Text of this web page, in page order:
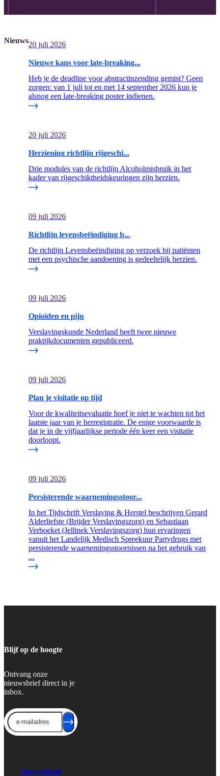
Nieuws20 juli 2026
Nieuwe kans voor late-breaking...
Heb je de deadline voor abstractinzending gemist? Geen
zorgen: van 1 juli tot en met 14 september 2026 kun je
alsnog een late-breaking poster indienen.
20 juli 2026
Herziening richtlijn rijgeschi...
Drie modules van de richtlijn Alcoholmisbruik in het
kader van rijgeschiktheidskeuringen zijn herzien.
09 juli 2026
Richtlijn levensbeëindiging b...
De richtlijn Levensbeëindiging op verzoek bij patiënten
met een psychische aandoening is gedeeltelijk herzien.
09 juli 2026
Opioïden en pijn
Verslavingskunde Nederland heeft twee nieuwe
praktijkdocumenten gepubliceerd.
09 juli 2026
Plan je visitatie op tijd
Voor de kwaliteitsevaluatie hoef je niet te wachten tot het
laatste jaar van je herregistratie. De enige voorwaarde is
dat je in de vijfjaarlijkse periode één keer een visitatie
doorloopt.
09 juli 2026
Persisterende waarnemingsstoor...
In het Tijdschrift Verslaving & Herstel beschrijven Gerard
Alderliefste (Brijder Verslavingszorg) en Sebastiaan
Verboeket (Jellinek Verslavingszorg) hun ervaringen
vanuit het Landelijk Medisch Spreekuur Partydrugs met
persisterende waarnemingsstoornissen na het gebruik van
...
Blijf op de hoogte
Ontvang onze
nieuwsbrief direct in je
inbox.
Ons verhaal